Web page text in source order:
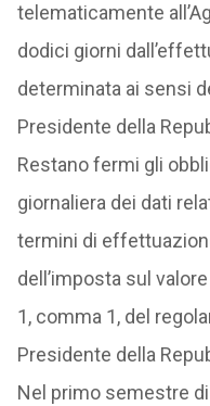
telematicamente
dodici giorni
determinata ai sensi
Presidente della
Restano fermi gli
giornaliera dei dati
termini di
dell’imposta sul
1, comma 1, del
Presidente della
Nel primo semestre di